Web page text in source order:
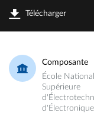
Télécharger
Composante
École
Supérieure
d'Électronique